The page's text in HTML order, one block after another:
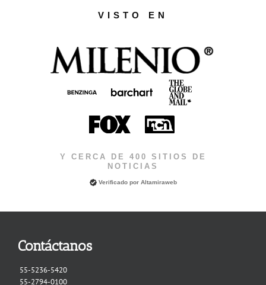
VISTO EN
Y CERCA DE 400 SITIOS DE
NOTICIAS
Verificado por Altamiraweb
Contáctanos
55-5236-5420
55-2794-0100